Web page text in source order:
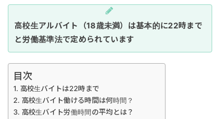
高校生アルバイト（18歳未満）は基本的に22時まで
と労働基準法で定められています
目次
高校生バイトは22時まで
高校生バイト働ける時間は何時間？
高校生バイト労働時間の平均とは？